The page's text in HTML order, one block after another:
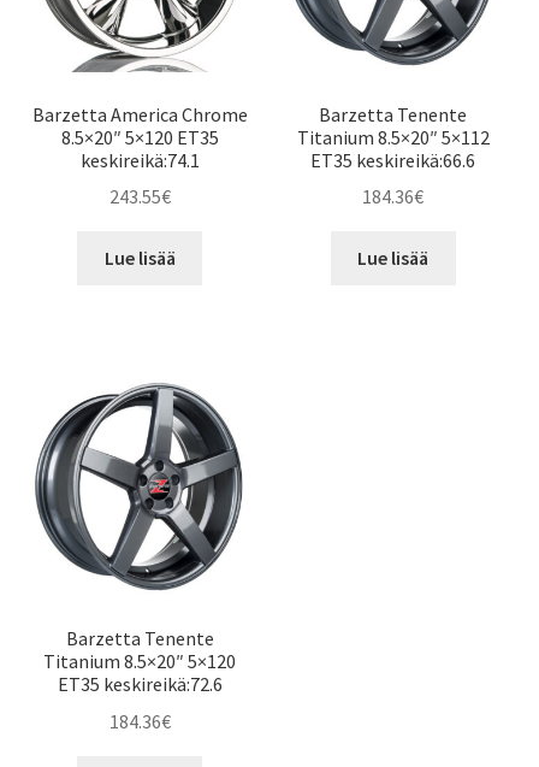
Barzetta America Chrome
8.5×20″ 5×120 ET35
keskireikä:74.1
243.55€
Lue lisää
Barzetta Tenente
Titanium 8.5×20″ 5×112
ET35 keskireikä:66.6
184.36€
Lue lisää
Barzetta Tenente
Titanium 8.5×20″ 5×120
ET35 keskireikä:72.6
184.36€